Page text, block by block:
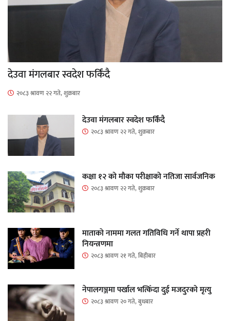
देउवा मंगलबार स्वदेश फर्किंदै
२०८३ श्रावण २२ गते, शुक्रबार
देउवा मंगलबार स्वदेश फर्किंदै
२०८३ श्रावण २२ गते, शुक्रबार
कक्षा १२ को मौका परीक्षाको नतिजा सार्वजनिक
२०८३ श्रावण २२ गते, शुक्रबार
माताकाे नाममा गलत गतिविधि गर्ने थापा प्रहरी
नियन्त्रणमा
२०८३ श्रावण २१ गते, बिहीबार
नेपालगञ्जमा पर्खाल भत्किँदा दुई मजदुरको मृत्यु
२०८३ श्रावण २० गते, बुधबार